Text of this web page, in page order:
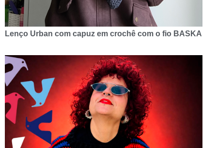
Lenço Urban com capuz em crochê com o fio BASKA